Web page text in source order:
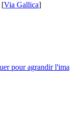
[Via Gallica]